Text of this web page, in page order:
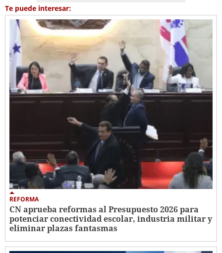
Te puede interesar:
REFORMA
CN aprueba reformas al Presupuesto 2026 para
potenciar conectividad escolar, industria militar y
eliminar plazas fantasmas